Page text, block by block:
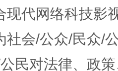
现代网络科技影
社会/公众/民众/
民对法律、政